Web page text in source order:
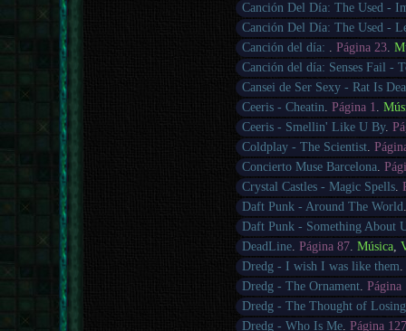
Canción Del Día: The Used -
Canción Del Día: The Used -
Canción del día: .Página 23.
Canción del día: Senses Fail -
Cansei de Ser Sexy - Rat Is
Ceeris - Cheatin.Página 1.
Ceeris - Smellin' Like U By.
Coldplay - The Scientist.
Concierto Muse Barcelona.
Crystal Castles - Magic Spells.
Daft Punk - Around The World
Daft Punk - Something About
DeadLine.Página 87.Música,
Dredg - I wish I was like them
Dredg - The Ornament.Página
Dredg - The Thought of
Dredg - Who Is Me.Página